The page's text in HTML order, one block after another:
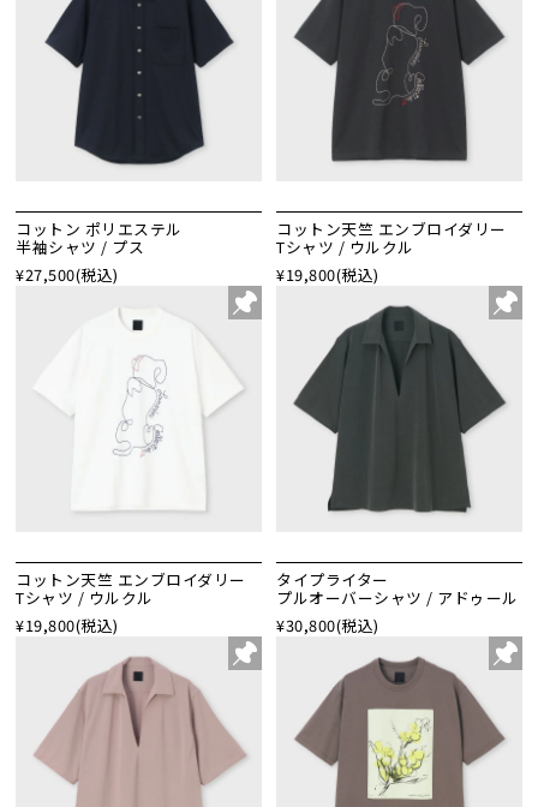
コットン ポリエステル
半袖シャツ / プス
¥27,500(税込)
コットン天竺 エンブロイダリー
Tシャツ / ウルクル
¥19,800(税込)
コットン天竺 エンブロイダリー
Tシャツ / ウルクル
¥19,800(税込)
タイプライター
プルオーバーシャツ / アドゥール
¥30,800(税込)